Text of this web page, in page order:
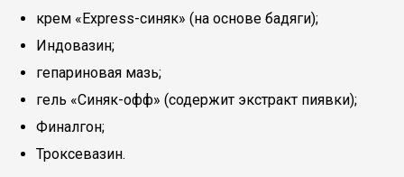
крем «Express-синяк» (на основе бадяги);
Индовазин;
гепариновая мазь;
гель «Синяк-офф» (содержит экстракт пиявки);
Финалгон;
Троксевазин.